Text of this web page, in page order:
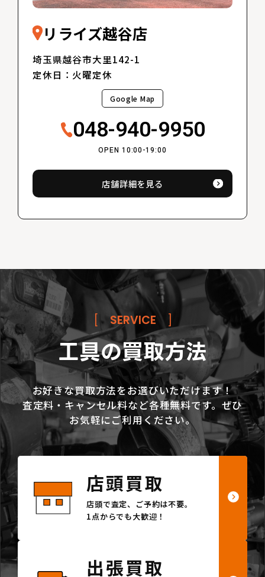
リライズ越谷店
埼玉県越谷市大里142-1
定休日：火曜定休
Google Map
048-940-9950
OPEN 10:00-19:00
店舗詳細を見る
[ SERVICE ]
工具の買取方法
お好きな買取方法をお選びいただけます！
査定料・キャンセル料など各種無料です。ぜひ
お気軽にご利用ください。
店頭買取
店頭で査定、ご予約は不要。
1点からでも大歓迎！
出張買取